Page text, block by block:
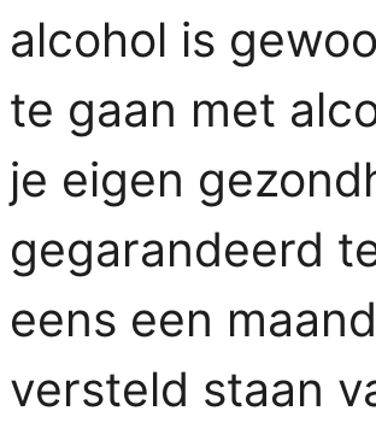
alcohol is
te gaan met
je eigen
gegarandeerd
eens een
versteld staan